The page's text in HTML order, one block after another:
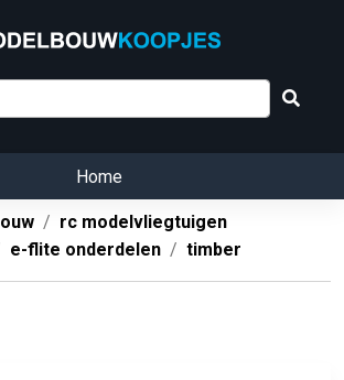
Home
rc modelvliegtuigen
e-flite onderdelen timber